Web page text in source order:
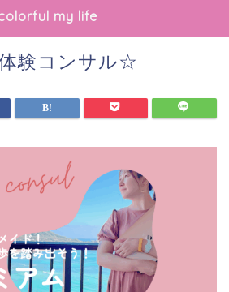
my life
験コンサル☆